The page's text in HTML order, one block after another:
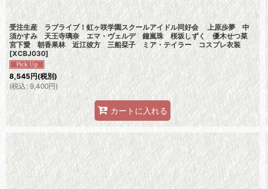
受注生産 ラブライブ！虹ヶ咲学園スクールアイドル同好会 上原歩夢 中
須かすみ 天王寺璃奈 エマ・ヴェルデ 鐘嵐珠 桜坂しずく 優木せつ菜
宮下愛 朝香果林 近江彼方 三船栞子 ミア・テイラー コスプレ衣装
[XCBJ030]
8,545円(税別)
(税込: 9,400円)
カートに入れる